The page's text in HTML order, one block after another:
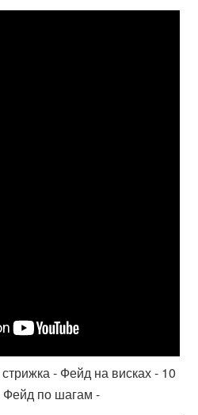
- Фейд на висках - 10
Фейд по шагам -